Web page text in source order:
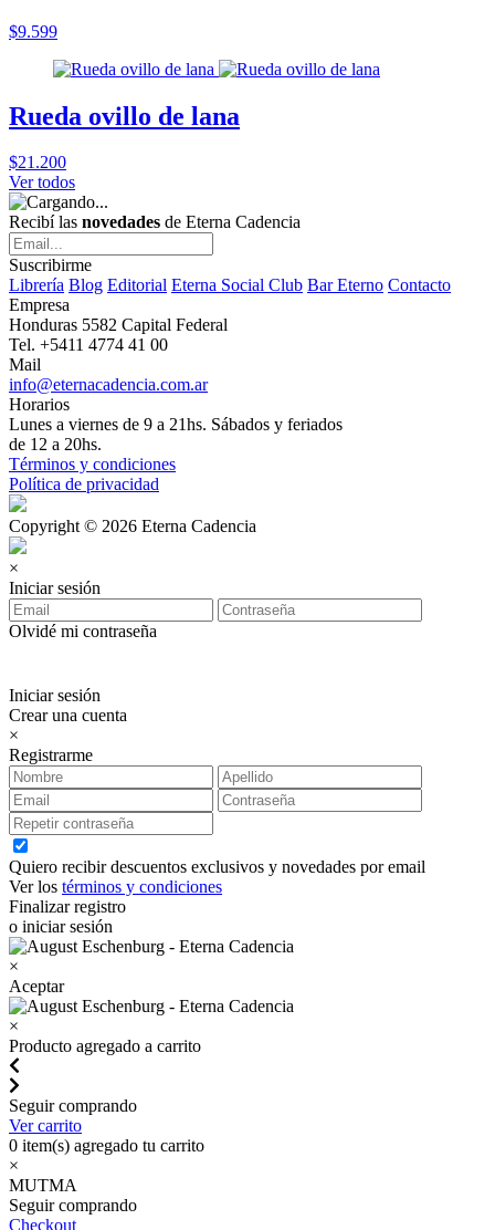
$9.599
Rueda ovillo de lana
$21.200
Ver todos
Recibí las novedades de Eterna Cadencia
Suscribirme
Librería Blog Editorial Eterna Social Club Bar Eterno Contacto
Empresa
Honduras 5582 Capital Federal
Tel. +5411 4774 41 00
Mail
info@eternacadencia.com.ar
Horarios
Lunes a viernes de 9 a 21hs. Sábados y feriados
de 12 a 20hs.
Términos y condiciones
Política de privacidad
Copyright © 2026 Eterna Cadencia
×
Iniciar sesión
Olvidé mi contraseña
Iniciar sesión
Crear una cuenta
×
Registrarme
Quiero recibir descuentos exclusivos y novedades por email
Ver los términos y condiciones
Finalizar registro
o iniciar sesión
×
Aceptar
×
Producto agregado a carrito
Seguir comprando
Ver carrito
0 item(s) agregado tu carrito
×
MUTMA
Seguir comprando
Checkout